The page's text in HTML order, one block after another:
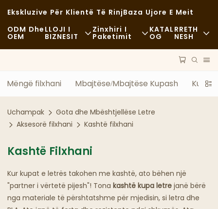
Ekskluzive Për Klientë Të RinjBaza Ujore E Meit
ODM Dhe
OEM
LLOJI I
BIZNESIT
Rastësor
Kafene Dhe Kafene
Bufe
Kamionë Ushqimorë
Furrë Buke
Zinxhiri I
Paketimit
Transporti
Teknologji
KATAL
OG
RRETH
NESH
Lajme
Qëndrueshmëri
Mëngë filxhani Mbajtëse/Mbajtëse Kupash Kupa
Uchampak
Gota dhe Mbështjellëse Letre
Aksesorë filxhani
Kashtë filxhani
Kashtë Filxhani
Kur kupat e letrës takohen me kashtë, ato bëhen një
"partner i vërtetë pijesh"! Tona kashtë kupa letre janë bërë
nga materiale të përshtatshme për mjedisin, si letra dhe